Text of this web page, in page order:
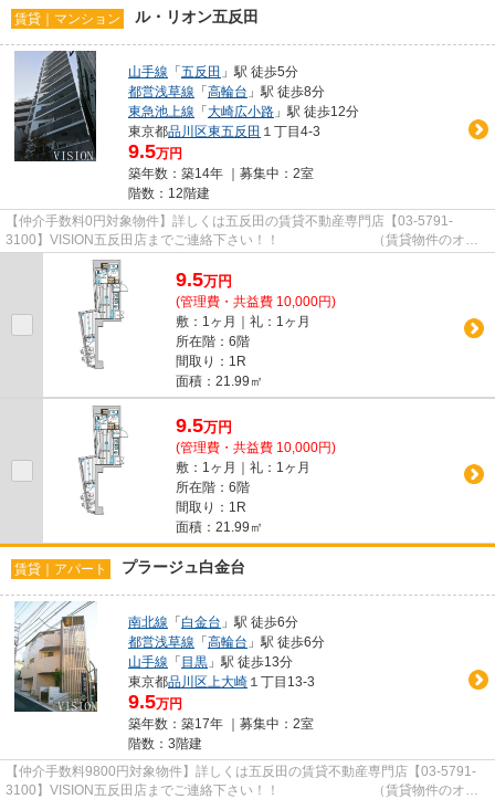
賃貸｜マンション ル・リオン五反田
山手線 「五反田 」駅 徒歩5分
都営浅草線 「高輪台 」駅 徒歩8分
東急池上線 「大崎広小路 」駅 徒歩12分
東京都品川区東五反田 １丁目4-3
9.5万円
築年数：築14年 ｜募集中： 2室
階数：12階建
【仲介手数料0円対象物件】詳しくは五反田の賃貸不動産専門店【03-5791-
3100】VISION五反田店までご連絡下さい！！ （賃貸物件のオス
スメポイント）寝室8帖以上 宅配ボッ...
9.5万円
(管理費・共益費 10,000円)
敷：1ヶ月｜礼：1ヶ月
所在階：6階
間取り：1R
面積：21.99㎡
9.5万円
(管理費・共益費 10,000円)
敷：1ヶ月｜礼：1ヶ月
所在階：6階
間取り：1R
面積：21.99㎡
賃貸｜アパート プラージュ白金台
南北線 「白金台 」駅 徒歩6分
都営浅草線 「高輪台 」駅 徒歩6分
山手線 「目黒 」駅 徒歩13分
東京都品川区上大崎 １丁目13-3
9.5万円
築年数：築17年 ｜募集中： 2室
階数：3階建
【仲介手数料9800円対象物件】詳しくは五反田の賃貸不動産専門店【03-5791-
3100】VISION五反田店までご連絡下さい！！ （賃貸物件のオス